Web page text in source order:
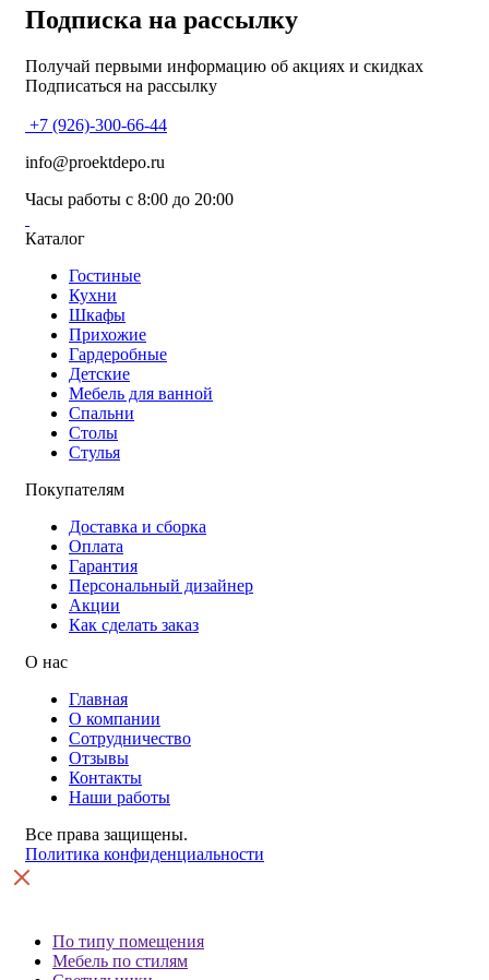
Подписка на рассылку
Получай первыми информацию об акциях и скидках
Подписаться на рассылку
+7 (926)-300-66-44
info@proektdepo.ru
Часы работы с 8:00 до 20:00
Каталог
Гостиные
Кухни
Шкафы
Прихожие
Гардеробные
Детские
Мебель для ванной
Спальни
Столы
Стулья
Покупателям
Доставка и сборка
Оплата
Гарантия
Персональный дизайнер
Акции
Как сделать заказ
О нас
Главная
О компании
Сотрудничество
Отзывы
Контакты
Наши работы
Все права защищены.
Политика конфиденциальности
По типу помещения
Мебель по стилям